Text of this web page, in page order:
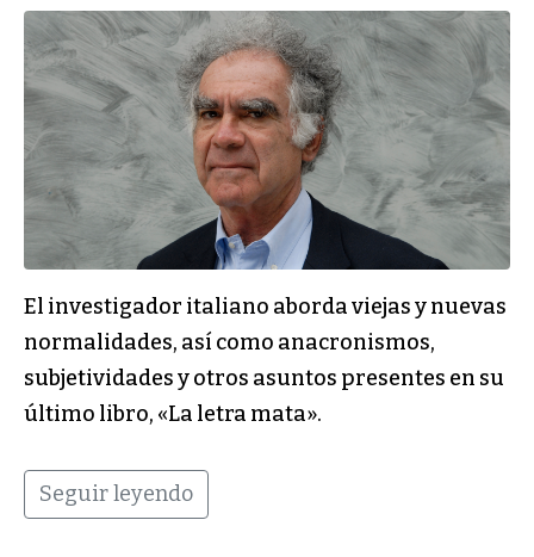
El investigador italiano aborda viejas y nuevas
normalidades, así como anacronismos,
subjetividades y otros asuntos presentes en su
último libro, «La letra mata».
Seguir leyendo